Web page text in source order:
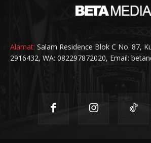
Alamat: Salam Residence Blok C No. 87,
2916432, WA: 082297872020, Email: